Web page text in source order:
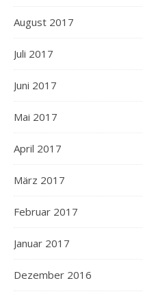
August 2017
Juli 2017
Juni 2017
Mai 2017
April 2017
März 2017
Februar 2017
Januar 2017
Dezember 2016